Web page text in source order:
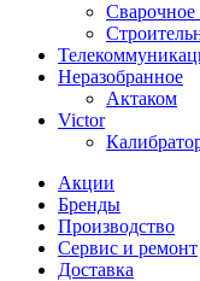
Сварочное
Неразобранное
Актаком
Victor
Акции
Бренды
Производство
Сервис и ремонт
Доставка